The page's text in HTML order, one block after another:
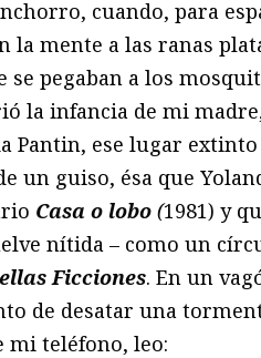
cuando, para
la mente a las ranas
pegaban a los
la infancia de mi
Pantin, ese lugar
un guiso, ésa que
Casa o lobo (1981) y
nítida – como un
Ficciones. En un
de desatar una
mi teléfono, leo: